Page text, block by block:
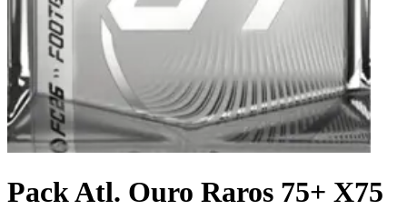
Pack Atl. Ouro Raros 75+ X75